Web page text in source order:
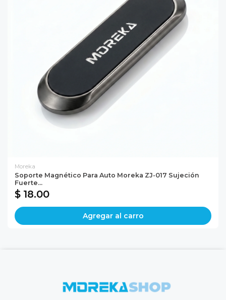
Moreka
Soporte Magnético Para Auto Moreka ZJ-017 Sujeción
Fuerte...
$ 18.00
Agregar al carro